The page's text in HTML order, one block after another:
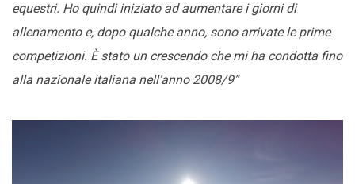
equestri. Ho quindi iniziato ad aumentare i giorni di
allenamento e, dopo qualche anno, sono arrivate le prime
competizioni. È stato un crescendo che mi ha condotta fino
alla nazionale italiana nell’anno 2008/9”